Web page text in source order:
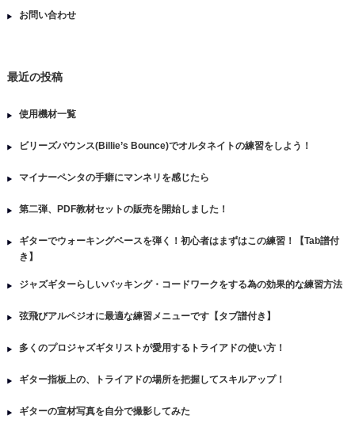
お問い合わせ
最近の投稿
使用機材一覧
ビリーズバウンス(Billie’s Bounce)でオルタネイトの練習をしよう！
マイナーペンタの手癖にマンネリを感じたら
第二弾、PDF教材セットの販売を開始しました！
ギターでウォーキングベースを弾く！初心者はまずはこの練習！【Tab譜付
き】
ジャズギターらしいバッキング・コードワークをする為の効果的な練習方法
弦飛びアルペジオに最適な練習メニューです【タブ譜付き】
多くのプロジャズギタリストが愛用するトライアドの使い方！
ギター指板上の、トライアドの場所を把握してスキルアップ！
ギターの宣材写真を自分で撮影してみた